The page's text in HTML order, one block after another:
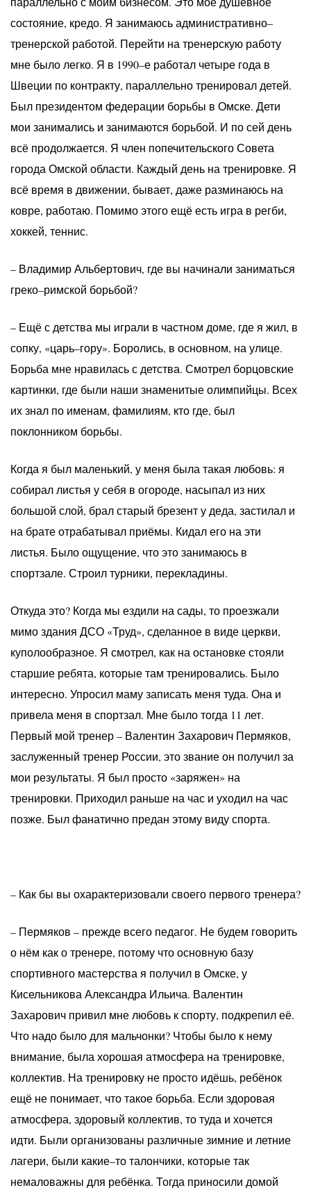
состояние, кредо. Я занимаюсь административно–
тренерской работой. Перейти на тренерскую работу
мне было легко. Я в 1990–е работал четыре года в
Швеции по контракту, параллельно тренировал детей.
Был президентом федерации борьбы в Омске. Дети
мои занимались и занимаются борьбой. И по сей день
всё продолжается. Я член попечительского Совета
города Омской области. Каждый день на тренировке. Я
всё время в движении, бывает, даже разминаюсь на
ковре, работаю. Помимо этого ещё есть игра в регби,
хоккей, теннис.
– Владимир Альбертович, где вы начинали заниматься
греко–римской борьбой?
– Ещё с детства мы играли в частном доме, где я жил, в
сопку, «царь–гору». Боролись, в основном, на улице.
Борьба мне нравилась с детства. Смотрел борцовские
картинки, где были наши знаменитые олимпийцы. Всех
их знал по именам, фамилиям, кто где, был
поклонником борьбы.
Когда я был маленький, у меня была такая любовь: я
собирал листья у себя в огороде, насыпал из них
большой слой, брал старый брезент у деда, застилал и
на брате отрабатывал приёмы. Кидал его на эти
листья. Было ощущение, что это занимаюсь в
спортзале. Строил турники, перекладины.
Откуда это? Когда мы ездили на сады, то проезжали
мимо здания ДСО «Труд», сделанное в виде церкви,
куполообразное. Я смотрел, как на остановке стояли
старшие ребята, которые там тренировались. Было
интересно. Упросил маму записать меня туда. Она и
привела меня в спортзал. Мне было тогда 11 лет.
Первый мой тренер – Валентин Захарович Пермяков,
заслуженный тренер России, это звание он получил за
мои результаты. Я был просто «заряжен» на
тренировки. Приходил раньше на час и уходил на час
позже. Был фанатично предан этому виду спорта.
– Как бы вы охарактеризовали своего первого тренера?
– Пермяков – прежде всего педагог. Не будем говорить
о нём как о тренере, потому что основную базу
спортивного мастерства я получил в Омске, у
Кисельникова Александра Ильича. Валентин
Захарович привил мне любовь к спорту, подкрепил её.
Что надо было для мальчонки? Чтобы было к нему
внимание, была хорошая атмосфера на тренировке,
коллектив. На тренировку не просто идёшь, ребёнок
ещё не понимает, что такое борьба. Если здоровая
атмосфера, здоровый коллектив, то туда и хочется
идти. Были организованы различные зимние и летние
лагери, были какие–то талончики, которые так
немаловажны для ребёнка. Тогда приносили домой